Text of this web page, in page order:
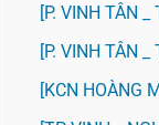
[P. VINH TÂN
[P. VINH TÂN
️[KCN HOÀNG